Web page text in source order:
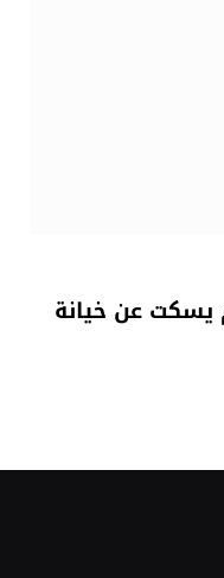
يسكت عن خيانة